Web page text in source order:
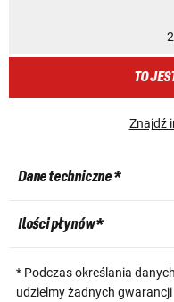
TO
Znajdź
Dane techniczne *
Ilości płynów *
* Podczas określania
udzielmy żadnych